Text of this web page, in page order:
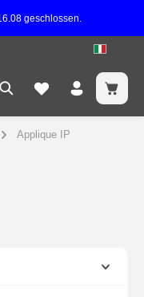
geschlossen.
Applique IP